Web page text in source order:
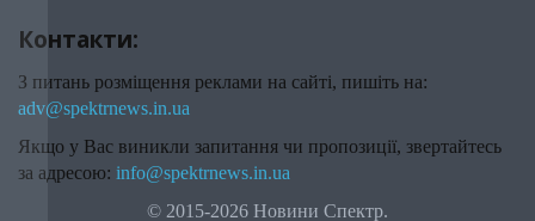
Контакти:
З питань розміщення реклами на сайті, пишіть на:
adv@spektrnews.in.ua
Якщо у Вас виникли запитання чи пропозиції, звертайтесь
за адресою: info@spektrnews.in.ua
© 2015-2026 Новини Спектр.